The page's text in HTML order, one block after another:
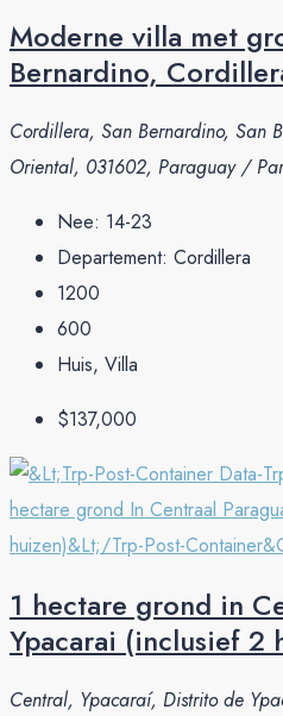
Moderne villa met
Bernardino,
Cordillera, San Bernardino, San
Oriental, 031602, Paraguay /
Nee: 14-23
Departement: Cordillera
1200
600
Huis, Villa
$137,000
1 hectare grond in
Ypacarai (inclusief 2
Central, Ypacaraí, Distrito de